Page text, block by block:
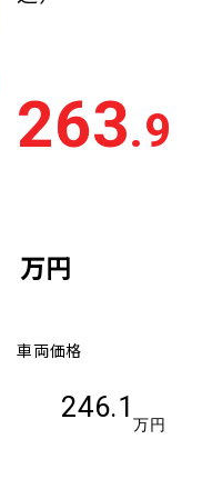
263.9
万円
車両価格
246.1
万円